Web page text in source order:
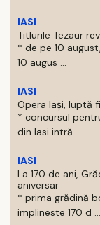
IASI
Titlurile Tezaur
* de pe 10
10 augus ...
IASI
Opera Iași, luptă
* concursul
din Iasi intră ...
IASI
La 170 de ani,
aniversar
* prima grădină
implineste 170 d ...